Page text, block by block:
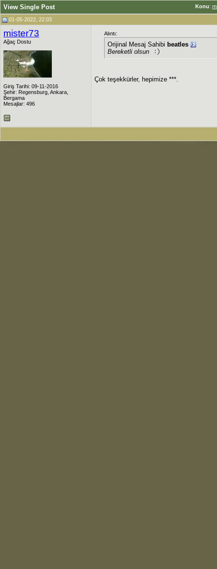
Konu:
View Single Post
01-05-2022, 22:03
mister73
Ağaç Dostu
Giriş Tarihi: 09-11-2016
Şehir: Regensburg, Ankara,
Bergama
Mesajlar: 496
Alıntı:
Orijinal Mesaj Sahibi beatles
Bereketli olsun
Çok teşekkürler, hepimize ***.